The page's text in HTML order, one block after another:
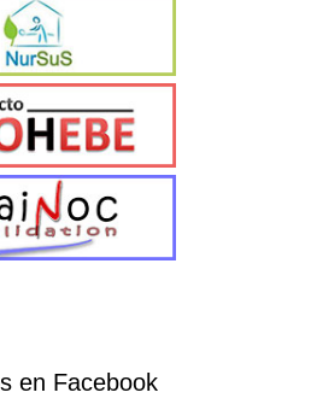
en Facebook